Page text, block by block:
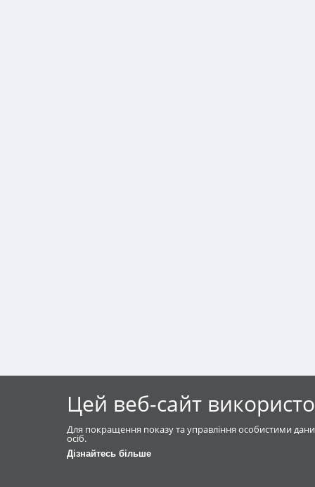
Цей веб-сайт
Для покращення показу та управління особистими
осіб.
Дізнайтесь більше